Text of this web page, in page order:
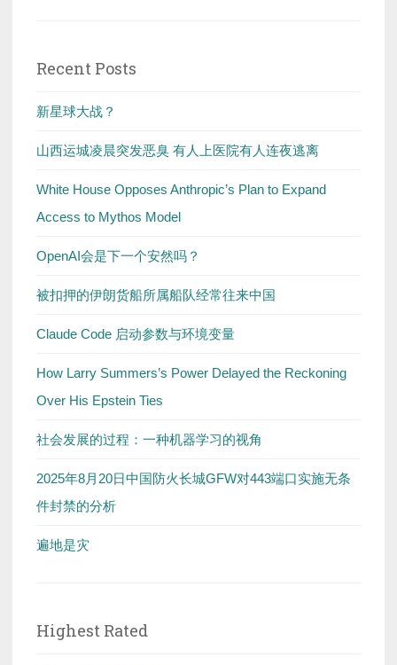
Recent Posts
新星球大战？
山西运城凌晨突发恶臭 有人上医院有人连夜逃离
White House Opposes Anthropic’s Plan to Expand
Access to Mythos Model
OpenAI会是下一个安然吗？
被扣押的伊朗货船所属船队经常往来中国
Claude Code 启动参数与环境变量
How Larry Summers’s Power Delayed the Reckoning
Over His Epstein Ties
社会发展的过程：一种机器学习的视角
2025年8月20日中国防火长城GFW对443端口实施无条
件封禁的分析
遍地是灾
Highest Rated